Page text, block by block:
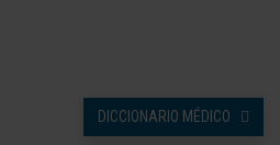
DICCIONARIO MÉDICO